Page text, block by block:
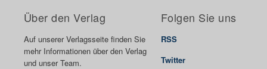
Über den Verlag
Auf unserer Verlagsseite finden Sie
mehr Informationen über den Verlag
und unser Team.
Folgen Sie uns
RSS
Twitter